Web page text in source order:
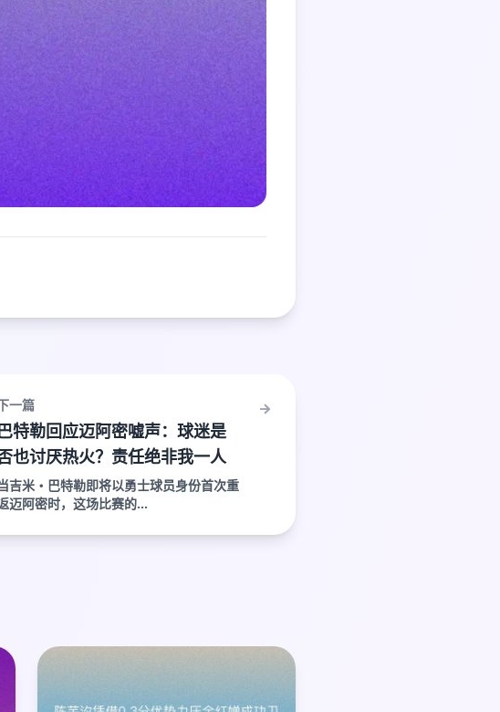
一篇
特勒回应迈阿密嘘声：球迷是
也讨厌热火？责任绝非我一人
吉米・巴特勒即将以勇士球员身份首次重
迈阿密时，这场比赛的...